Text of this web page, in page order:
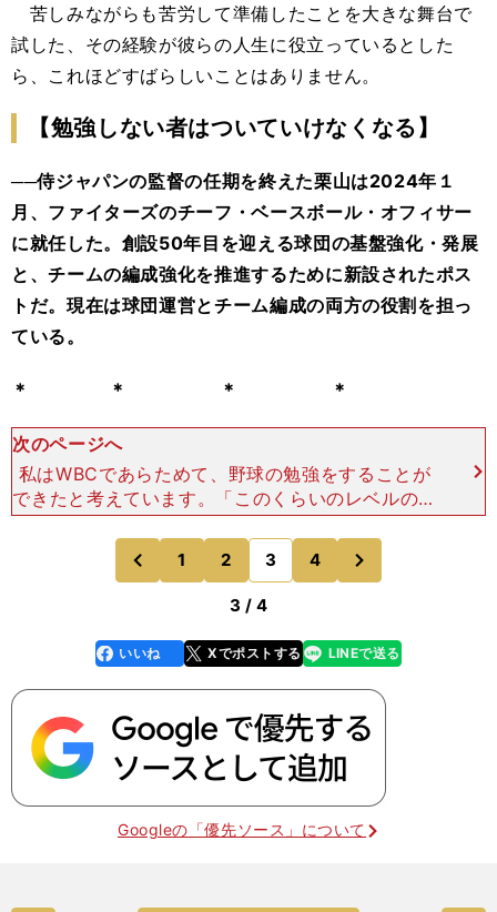
苦しみながらも苦労して準備したことを大きな舞台で
試した、その経験が彼らの人生に役立っているとした
ら、これほどすばらしいことはありません。
【勉強しない者はついていけなくなる】
──侍ジャパンの監督の任期を終えた栗山は2024年１
月、ファイターズのチーフ・ベースボール・オフィサー
に就任した。創設50年目を迎える球団の基盤強化・発展
と、チームの編成強化を推進するために新設されたポス
トだ。現在は球団運営とチーム編成の両方の役割を担っ
ている。
＊ ＊ ＊ ＊
次のページへ
私はWBCであらためて、野球の勉強をすることが
できたと考えています。「このくらいのレベルの選
手でないと世界では戦えない」ということがわかり
ました。秋のドラフト会議に向けてアマチュア選手
を中心に見ていま
前
のページへ
1 2 3 4
のページへ
3 / 4
faceboo
k
いいね Xでポストする
line LINEで送る
Googleの「優先ソース」について